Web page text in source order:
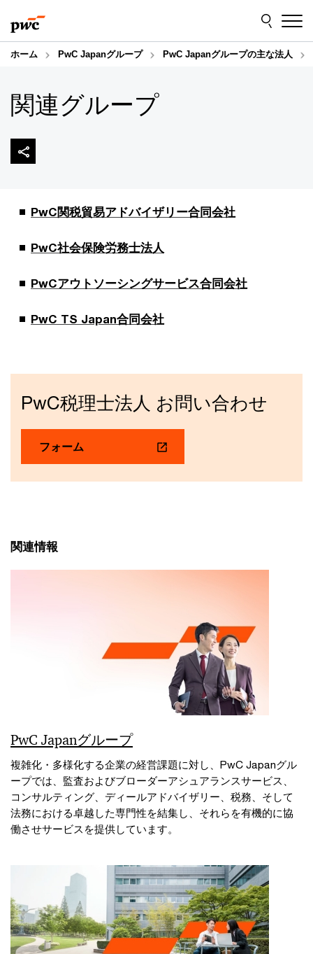
to
content
to
footer
ホーム PwC Japanグループ PwC Japanグループの主な法人
関連グループ
PwC関税貿易アドバイザリー合同会社
PwC社会保険労務士法人
PwCアウトソーシングサービス合同会社
PwC TS Japan合同会社
PwC税理士法人 お問い合わせ
フォーム
関連情報
PwC Japanグループ
複雑化・多様化する企業の経営課題に対し、PwC Japanグル
ープでは、監査およびブローダーアシュアランスサービス、
コンサルティング、ディールアドバイザリー、税務、そして
法務における卓越した専門性を結集し、それらを有機的に協
働させサービスを提供しています。